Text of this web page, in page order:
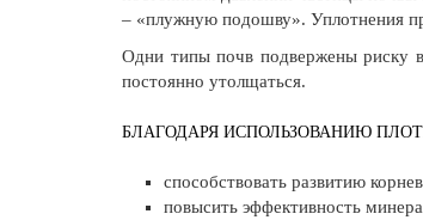
– «плужную подошву». Уплотнения
Одни типы почв подвержены риску
постоянно утолщаться.
БЛАГОДАРЯ ИСПОЛЬЗОВАНИЮ
способствовать развитию
повысить эффективность